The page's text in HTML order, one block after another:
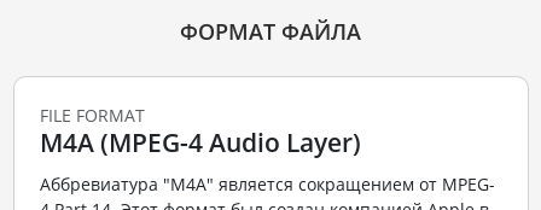
ФОРМАТ ФАЙЛА
FILE FORMAT
M4A (MPEG-4 Audio Layer)
Аббревиатура "M4A" является сокращением от MPEG-